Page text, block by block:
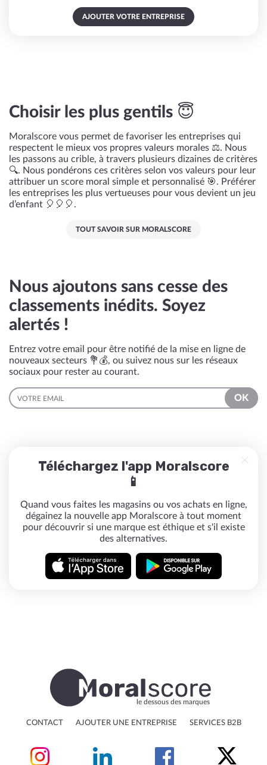
AJOUTER VOTRE ENTREPRISE
Choisir les plus gentils 😇
Moralscore vous permet de favoriser les entreprises qui
respectent le mieux vos propres valeurs morales ⚖️. Nous
les passons au crible, à travers plusieurs dizaines de critères
🔍. Nous pondérons ces critères selon vos valeurs pour leur
attribuer un score moral simple et personnalisé 🎯. Préférer
les entreprises les plus vertueuses pour vous devient un jeu
d’enfant 🎈🎈🎈.
TOUT SAVOIR SUR MORALSCORE
Nous ajoutons sans cesse des
classements inédits. Soyez
alertés !
Entrez votre email pour être notifié de la mise en ligne de
nouveaux secteurs 💐💰, ou suivez nous sur les réseaux
sociaux pour rester au courant.
EMAIL
OK
Téléchargez l'app Moralscore
📱
Quand vous faites les magasins ou vos achats en ligne,
dégainez la nouvelle app Moralscore à tout moment
pour découvrir si une marque est éthique et s'il existe
des alternatives.
le dessous des marques
CONTACT AJOUTER UNE ENTREPRISE SERVICES B2B